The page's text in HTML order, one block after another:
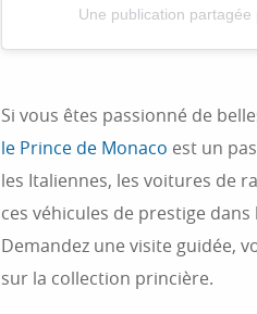
Une publication
Si vous êtes passionné de
le Prince de Monaco est un
les Italiennes, les voitures de
ces véhicules de prestige
Demandez une visite guidée,
sur la collection princière.